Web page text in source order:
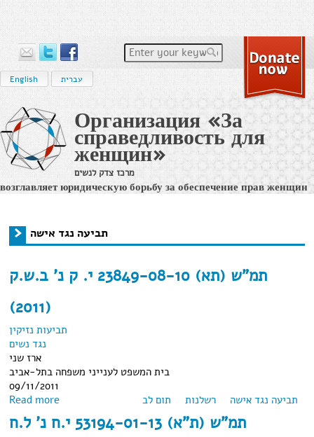
Enter your keywords
English עברית
Организация «За
справедливость для
женщин»
מרכז צדק לנשים
возглавляет юридическую борьбу за обеспечение прав женщин
You are here
תביעה נגד אישה
תמ"ש (תא) 23849-08-10 י. ק נ' ב.ש.ק
(2011)
תביעות נזיקין
נגד נשים
ארז שני
בית המשפט לענייני משפחה בתל-אביב
09/11/2011
תביעה נגד אישה
רשלנות תום לב Read more about תמ"ש (תא) 23849-08-10 י. ק נ' ב.ש.ק (2011)
תמ"ש (ת"א) 53194-01-13 י.ח נ' ל.ח